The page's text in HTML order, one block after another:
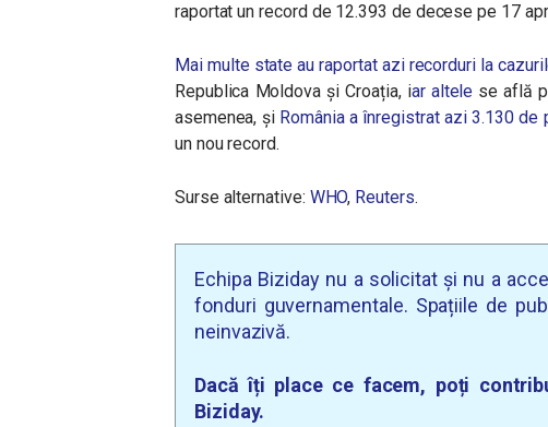
raportat un record de 12.393 de decese pe 17
Mai multe state au raportat azi recorduri la
Republica Moldova și Croația, iar altele se află
asemenea, și România a înregistrat azi 3.130
un nou record.
Surse alternative: WHO, Reuters.
Echipa Biziday nu a solicitat și nu a
fonduri guvernamentale. Spațiile de
neinvazivă.
Dacă îți place ce facem, poți
Biziday.